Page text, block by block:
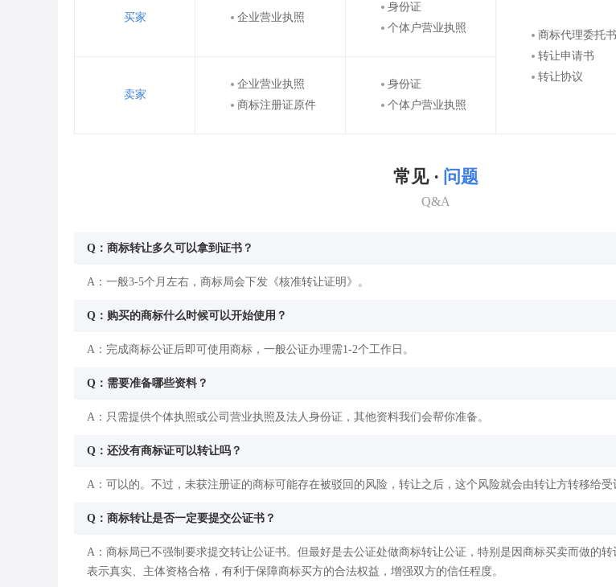
买家 企业营业执照
身份证
个体户营业执照
商标代理委托书
转让申请书
转让协议
卖家
企业营业执照
商标注册证原件
身份证
个体户营业执照
常见 · 问题
Q&A
Q：商标转让多久可以拿到证书？
A：一般3-5个月左右，商标局会下发《核准转让证明》。
Q：购买的商标什么时候可以开始使用？
A：完成商标公证后即可使用商标，一般公证办理需1-2个工作日。
Q：需要准备哪些资料？
A：只需提供个体执照或公司营业执照及法人身份证，其他资料我们会帮你准备。
Q：还没有商标证可以转让吗？
A：可以的。不过，未获注册证的商标可能存在被驳回的风险，转让之后，这个风险就会由转让方转移给受
Q：商标转让是否一定要提交公证书？
A：商标局已不强制要求提交转让公证书。但最好是去公证处做商标转让公证，特别是因商标买卖而做的
表示真实、主体资格合格，有利于保障商标买方的合法权益，增强双方的信任程度。